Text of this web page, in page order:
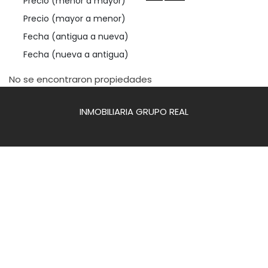
Precio (mayor a menor)
Fecha (antigua a nueva)
Fecha (nueva a antigua)
No se encontraron propiedades
INMOBILIARIA GRUPO REAL